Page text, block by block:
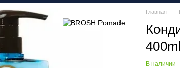
Главная
400ml
В наличии